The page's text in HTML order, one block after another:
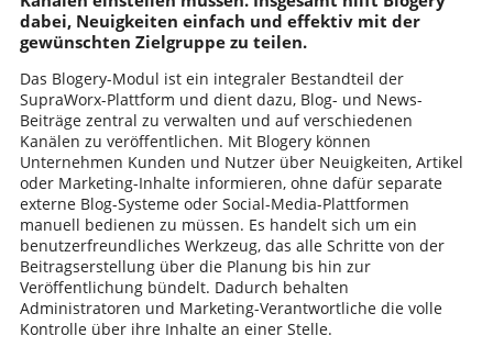
dabei, Neuigkeiten einfach und effektiv mit der
gewünschten Zielgruppe zu teilen.
Das Blogery-Modul ist ein integraler Bestandteil der
SupraWorx-Plattform und dient dazu, Blog- und News-
Beiträge zentral zu verwalten und auf verschiedenen
Kanälen zu veröffentlichen. Mit Blogery können
Unternehmen Kunden und Nutzer über Neuigkeiten, Artikel
oder Marketing-Inhalte informieren, ohne dafür separate
externe Blog-Systeme oder Social-Media-Plattformen
manuell bedienen zu müssen. Es handelt sich um ein
benutzerfreundliches Werkzeug, das alle Schritte von der
Beitragserstellung über die Planung bis hin zur
Veröffentlichung bündelt. Dadurch behalten
Administratoren und Marketing-Verantwortliche die volle
Kontrolle über ihre Inhalte an einer Stelle.